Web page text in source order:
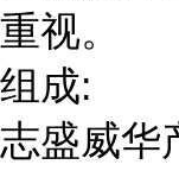
重视。
组成:
志盛威华